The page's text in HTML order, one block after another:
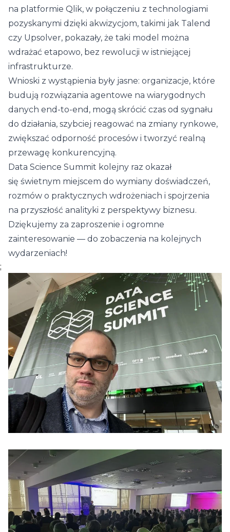
na platformie Qlik, w połączeniu z technologiami
pozyskanymi dzięki akwizycjom, takimi jak Talend
czy Upsolver, pokazały, że taki model można
wdrażać etapowo, bez rewolucji w istniejącej
infrastrukturze.
Wnioski z wystąpienia były jasne: organizacje, które
budują rozwiązania agentowe na wiarygodnych
danych end-to-end, mogą skrócić czas od sygnału
do działania, szybciej reagować na zmiany rynkowe,
zwiększać odporność procesów i tworzyć realną
przewagę konkurencyjną.
Data Science Summit kolejny raz okazał
się świetnym miejscem do wymiany doświadczeń,
rozmów o praktycznych wdrożeniach i spojrzenia
na przyszłość analityki z perspektywy biznesu.
Dziękujemy za zaproszenie i ogromne
zainteresowanie — do zobaczenia na kolejnych
wydarzeniach!
;